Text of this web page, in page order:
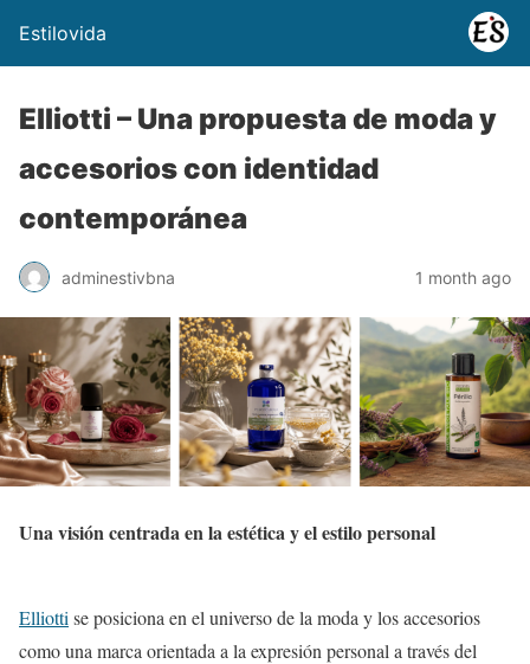
Estilovida
Elliotti – Una propuesta de moda y
accesorios con identidad
contemporánea
adminestivbna 1 month ago
Una visión centrada en la estética y el estilo personal
Elliotti se posiciona en el universo de la moda y los accesorios
como una marca orientada a la expresión personal a través del